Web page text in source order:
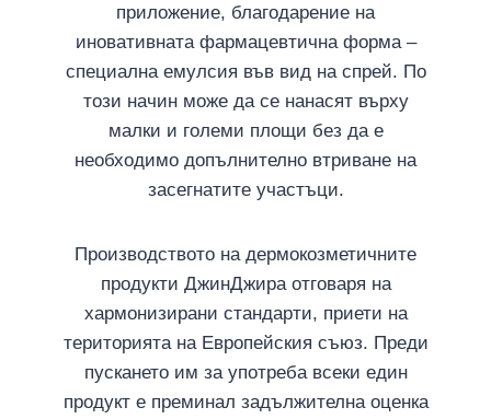
приложение, благодарение на
иновативната фармацевтична форма –
специална емулсия във вид на спрей. По
този начин може да се нанасят върху
малки и големи площи без да е
необходимо допълнително втриване на
засегнатите участъци.
Производството на дермокозметичните
продукти ДжинДжира отговаря на
хармонизирани стандарти, приети на
територията на Европейския съюз. Преди
пускането им за употреба всеки един
продукт е преминал задължителна оценка